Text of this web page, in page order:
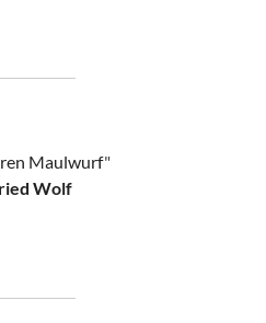
Maulwurf"
Wolf